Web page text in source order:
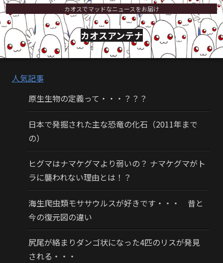
カオスでマッドなニュースをお届け
カオスアンテナ
人気記事
原生生物の定義って・・・？？？
日本で発掘された主な恐竜の化石（2011年まで
の）
ヒグマはナマケグマより弱いの？ ナマケグマがト
ラに襲われない理由とは！？
海生爬虫類モササウルスが好きです・・・ 昔と
今の復元図の違い
尻尾が絡まりダンゴ状になった4匹のリスが発見
される・・・